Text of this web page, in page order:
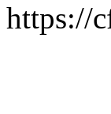
https://